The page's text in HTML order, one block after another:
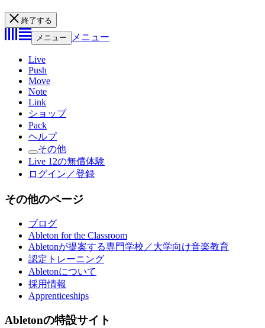
終了する
メニュー
メニュー
Live
Push
Move
Note
Link
ショップ
Pack
ヘルプ
その他
Live 12の無償体験
ログイン／登録
その他のページ
ブログ
Ableton for the Classroom
Abletonが提案する専門学校／大学向け音楽教育
認定トレーニング
Abletonについて
採用情報
Apprenticeships
Abletonの特設サイト